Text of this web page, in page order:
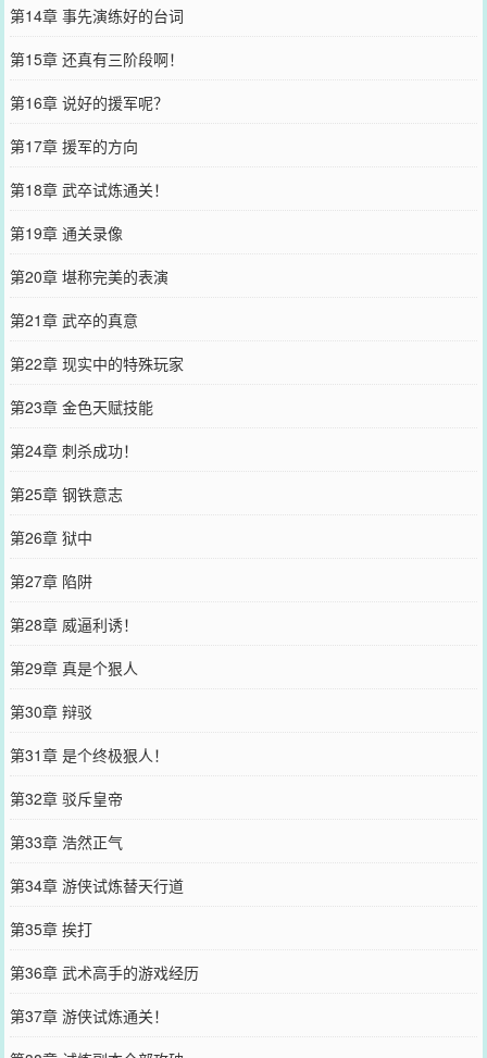
第14章 事先演练好的台词
第15章 还真有三阶段啊！
第16章 说好的援军呢？
第17章 援军的方向
第18章 武卒试炼通关！
第19章 通关录像
第20章 堪称完美的表演
第21章 武卒的真意
第22章 现实中的特殊玩家
第23章 金色天赋技能
第24章 刺杀成功！
第25章 钢铁意志
第26章 狱中
第27章 陷阱
第28章 威逼利诱！
第29章 真是个狠人
第30章 辩驳
第31章 是个终极狠人！
第32章 驳斥皇帝
第33章 浩然正气
第34章 游侠试炼替天行道
第35章 挨打
第36章 武术高手的游戏经历
第37章 游侠试炼通关！